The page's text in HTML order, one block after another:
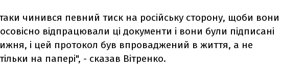
чинився певний тиск на російську сторону, щоби вони
відпрацювали ці документи і вони були підписані
і цей протокол був впроваджений в життя, а не
на папері", - сказав Вітренко.